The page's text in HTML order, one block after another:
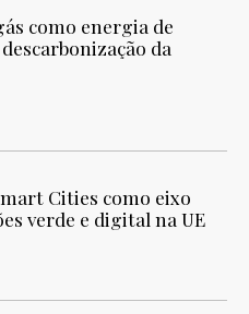
como energia de
da
Cities como eixo
verde e digital na UE